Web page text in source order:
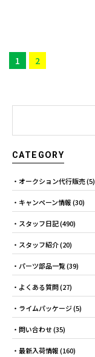
1 2
CATEGORY
オークション代行販売(5)
キャンペーン情報(30)
スタッフ日記(490)
スタッフ紹介(20)
パーツ部品一覧(39)
よくある質問(27)
ライムパッケージ(5)
問い合わせ(35)
最新入荷情報(160)